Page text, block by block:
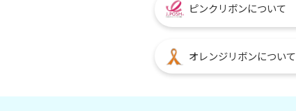
ピンクリボンについて
オレンジリボンについて